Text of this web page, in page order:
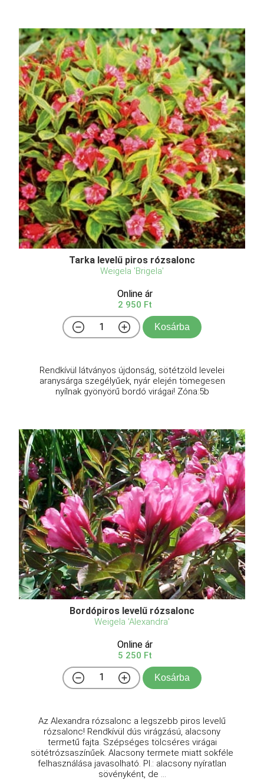
Tarka levelű piros rózsalonc
Weigela 'Brigela'
Online ár
2 950 Ft
Kosárba
Rendkívül látványos újdonság, sötétzöld levelei
aranysárga szegélyűek, nyár elején tömegesen
nyílnak gyönyörű bordó virágai! Zóna:5b
Bordópiros levelű rózsalonc
Weigela 'Alexandra'
Online ár
5 250 Ft
Kosárba
Az Alexandra rózsalonc a legszebb piros levelű
rózsalonc! Rendkívül dús virágzású, alacsony
termetű fajta. Szépséges tölcséres virágai
sötétrózsaszínűek. Alacsony termete miatt sokféle
felhasználása javasolható. Pl.: alacsony nyíratlan
sövényként, de ...